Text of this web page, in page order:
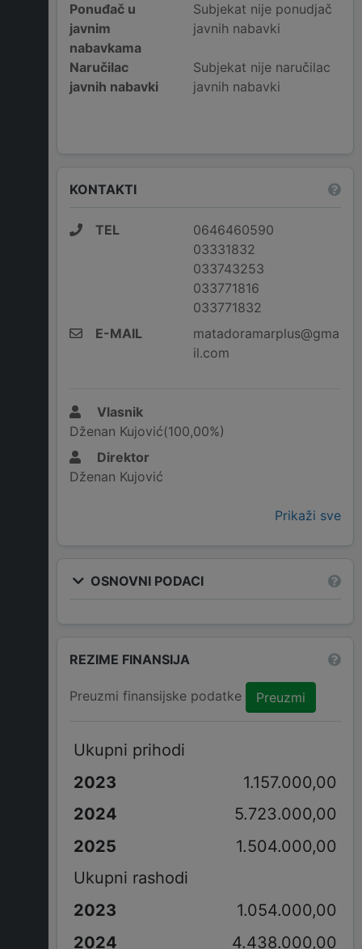
Ponuđač u
javnim
nabavkama
Subjekat nije ponudjač
javnih nabavki
Naručilac
javnih nabavki
Subjekat nije naručilac
javnih nabavki
KONTAKTI
TEL
0646460590
03331832
033743253
033771816
033771832
E-MAIL
matadoramarplus@gma
il.com
Vlasnik
Dženan Kujović(100,00%)
Direktor
Dženan Kujović
Prikaži sve
OSNOVNI PODACI
REZIME FINANSIJA
Preuzmi finansijske podatke Preuzmi
Ukupni prihodi
1.157.000,00
5.723.000,00
1.504.000,00
Ukupni rashodi
1.054.000,00
4.438.000,00